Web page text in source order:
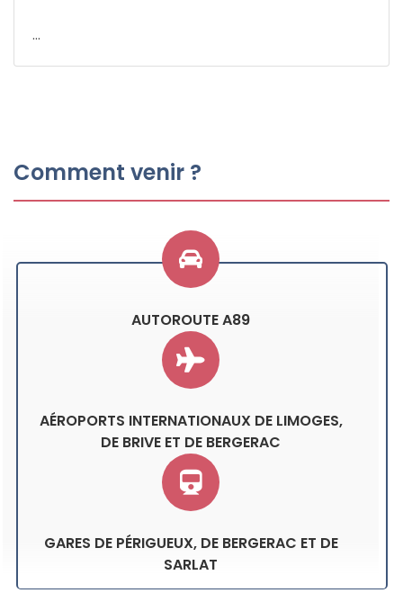
...
Comment venir ?
AUTOROUTE A89
AÉROPORTS INTERNATIONAUX DE LIMOGES,
DE BRIVE ET DE BERGERAC
GARES DE PÉRIGUEUX, DE BERGERAC ET DE
SARLAT